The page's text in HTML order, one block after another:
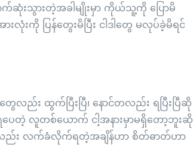
က်ဆုံးသွားတဲ့အခါမျိုးမှာ ကိုယ်သူ့ကို ပြောမိ
ကို ပြန်တွေးမိပြီး ငါဒါတွေ မလုပ်ခဲ့မိရင်
လည်း ထွက်ပြီးပြီ၊ နောင်တလည်း ရပြီးပြီဆို
ေတဲ့ လူတစ်ယောက် ငါ့အနားမှာမရှိတော့ဘူးဆို
လည်း လက်ခံလိုက်ရတဲ့အချိန်ဟာ စိတ်ဓာတ်ဟာ